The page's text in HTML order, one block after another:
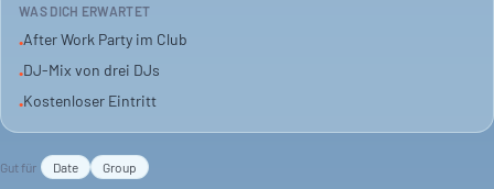
Der Eintritt ist frei. Eine gute Gelegenheit, die Woche schon am
Dienstag zu feiern.
WAS DICH ERWARTET
•After Work Party im Club
•DJ-Mix von drei DJs
•Kostenloser Eintritt
Gut für Date Group